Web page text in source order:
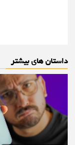
داستان های بیشتر